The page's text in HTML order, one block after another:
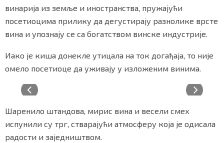
винарија из земље и иностранства, пружајући
посетиоцима прилику да дегустирају разнолике врсте
вина и упознају се са богатством винске индустрије.
Иако је киша донекле утицала на ток догађаја, то није
омело посетиоце да уживају у изложеним винима.
Шаренило штандова, мирис вина и весели смех
испунили су трг, стварајући атмосферу која је одисала
радости и заједништвом.
ПРЕУЗМИТЕ НАШУ АПЛИКАЦИЈУ